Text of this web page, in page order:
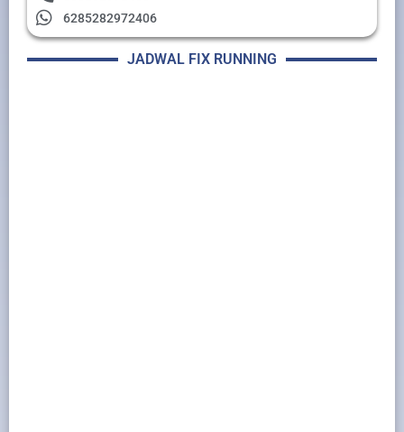
6285282972406
JADWAL FIX RUNNING